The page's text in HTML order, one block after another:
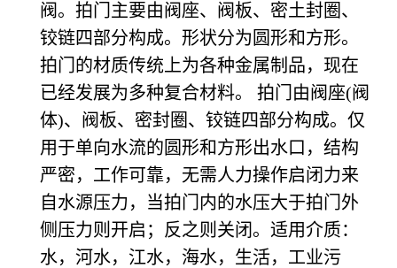
阀。拍门主要由阀座、阀板、密土封圈、
铰链四部分构成。形状分为圆形和方形。
拍门的材质传统上为各种金属制品，现在
已经发展为多种复合材料。 拍门由阀座(阀
体)、阀板、密封圈、铰链四部分构成。仅
用于单向水流的圆形和方形出水口，结构
严密，工作可靠，无需人力操作启闭力来
自水源压力，当拍门内的水压大于拍门外
侧压力则开启；反之则关闭。适用介质：
水，河水，江水，海水，生活，工业污